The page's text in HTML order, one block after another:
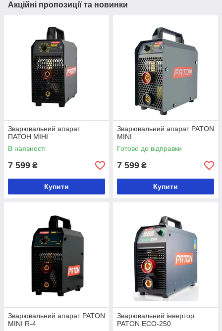
Акційні пропозиції та новинки
Зварювальний апарат
ПАТОН МІНІ
В наявності
7 599 ₴
Купити
Зварювальний апарат PATON
MINI
Готово до відправки
7 599 ₴
Купити
Зварювальний апарат PATON
MINI R-4
Зварювальний інвертор
PATON ECO-250